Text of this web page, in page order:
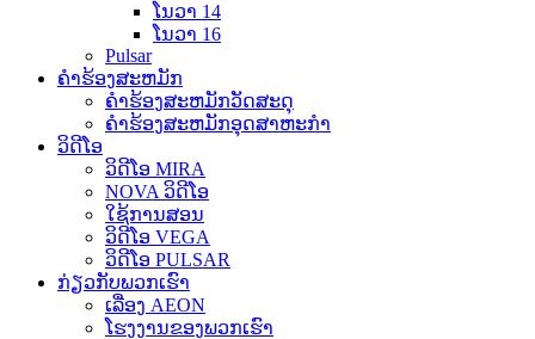
ໂນວາ 14
ໂນວາ 16
Pulsar
ຄໍາຮ້ອງສະຫມັກ
ຄໍາຮ້ອງສະຫມັກວັດສະດຸ
ຄໍາຮ້ອງສະຫມັກອຸດສາຫະກໍາ
ວິດີໂອ
ວິດີໂອ MIRA
NOVA ວິດີໂອ
ໃຊ້ການສອນ
ວິດີໂອ VEGA
ວິດີໂອ PULSAR
ກ່ຽວກັບພວກເຮົາ
ເລື່ອງ AEON
ໂຮງງານຂອງພວກເຮົາ